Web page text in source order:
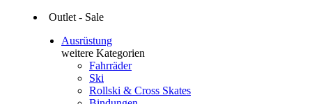
Outlet - Sale
Ausrüstung
weitere Kategorien
Fahrräder
Ski
Rollski & Cross Skates